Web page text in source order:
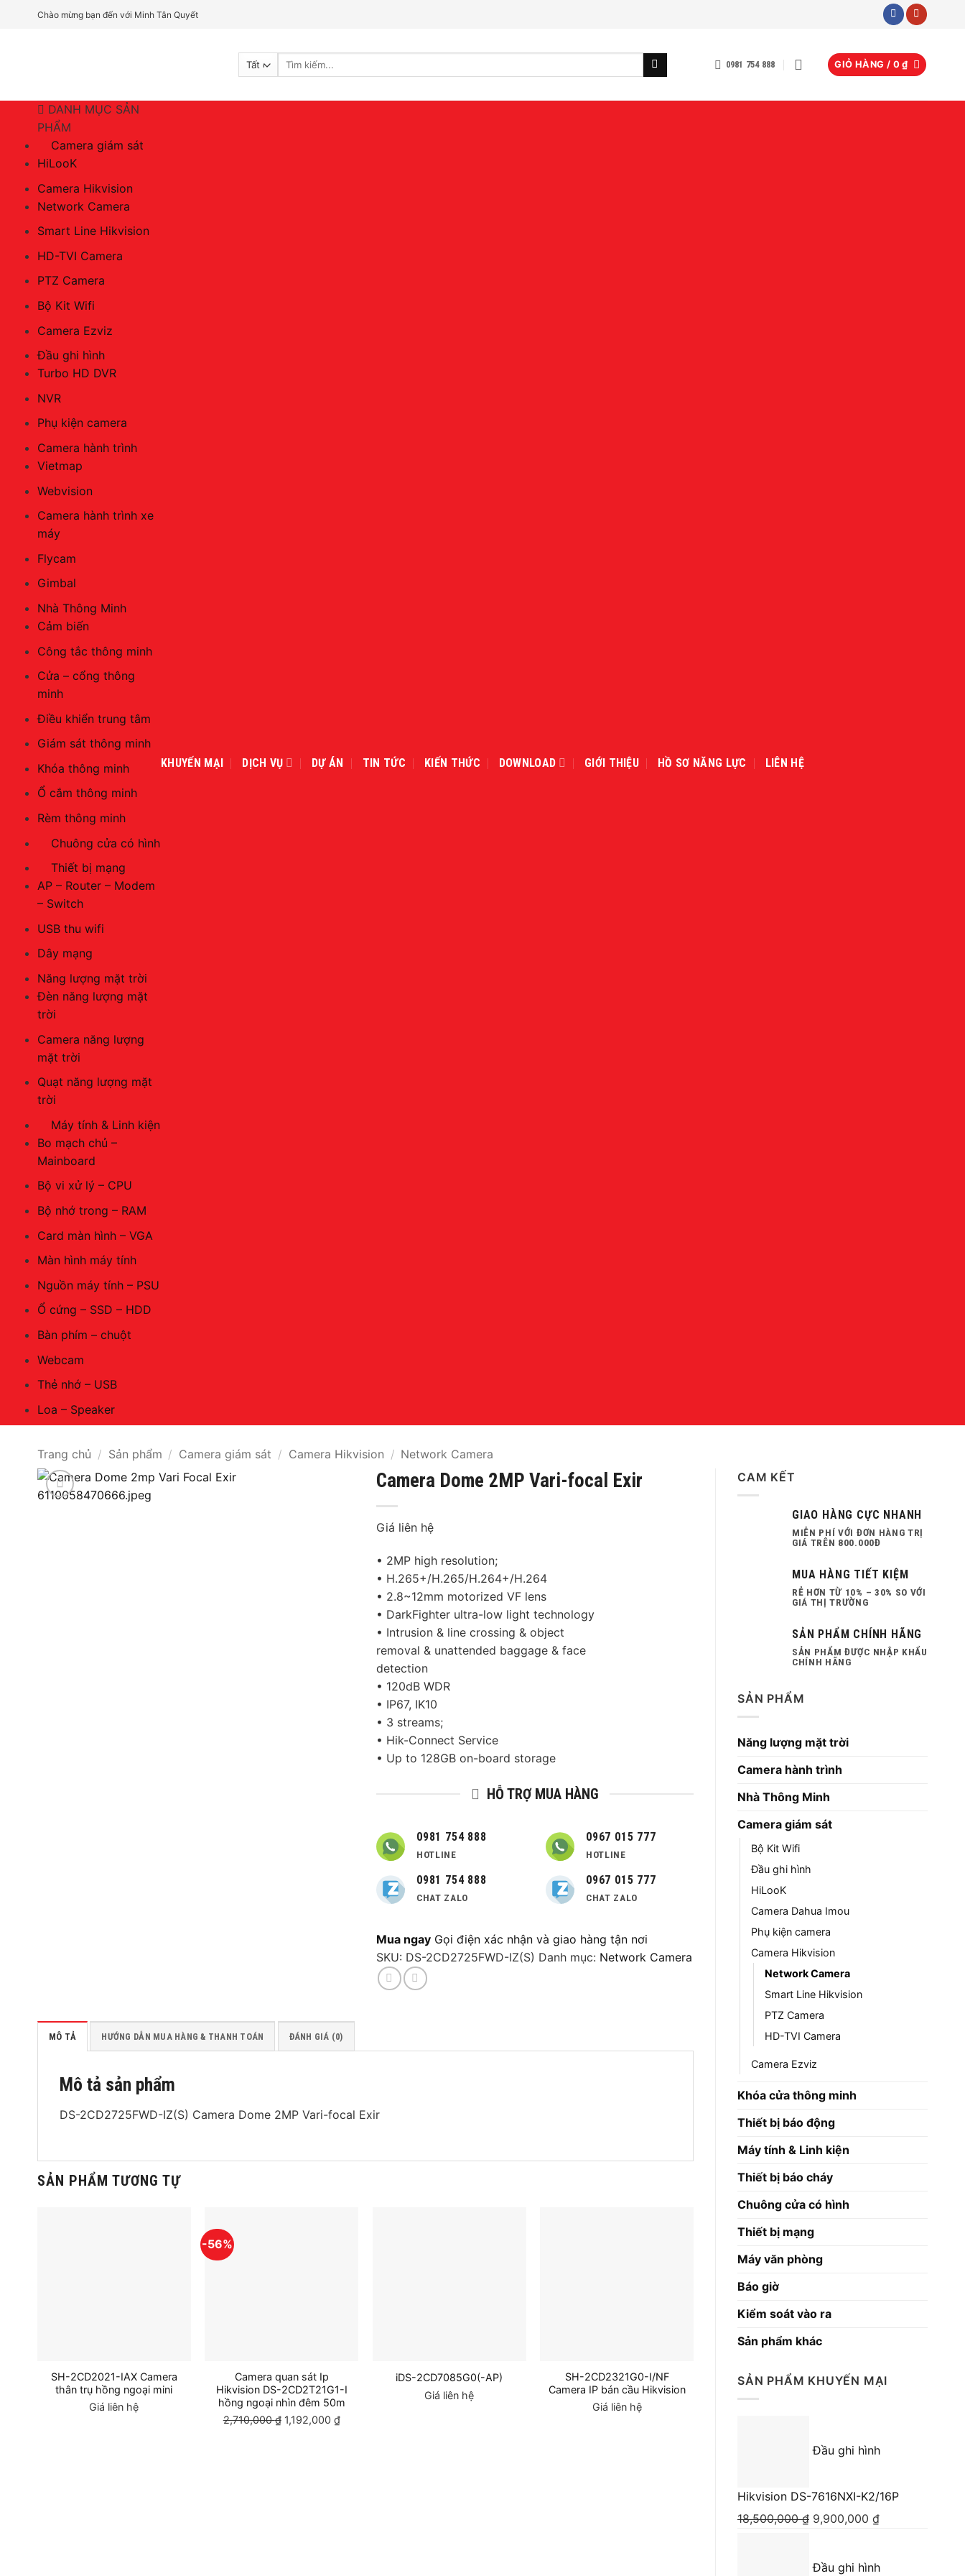
Chào mừng bạn đến với Minh Tân Quyết
Tìm
0981 754 888 GIỎ HÀNG / 0₫
DANH MỤC SẢN
PHẨM
Camera giám sát
HiLooK
Camera Hikvision
Network Camera
Smart Line Hikvision
HD-TVI Camera
PTZ Camera
Bộ Kit Wifi
Camera Ezviz
Đầu ghi hình
Turbo HD DVR
NVR
Phụ kiện camera
Camera hành trình
Vietmap
Webvision
Camera hành trình xe
máy
Flycam
Gimbal
Nhà Thông Minh
Cảm biến
Công tắc thông minh
Cửa – cổng thông
minh
Điều khiển trung tâm
Giám sát thông minh
Khóa thông minh
Ổ cắm thông minh
Rèm thông minh
Chuông cửa có hình
Thiết bị mạng
AP – Router – Modem
– Switch
USB thu wifi
Dây mạng
Năng lượng mặt trời
Đèn năng lượng mặt
trời
Camera năng lượng
mặt trời
Quạt năng lượng mặt
trời
Máy tính & Linh kiện
Bo mạch chủ –
Mainboard
Bộ vi xử lý – CPU
Bộ nhớ trong – RAM
Card màn hình – VGA
Màn hình máy tính
Nguồn máy tính – PSU
Ổ cứng – SSD – HDD
Bàn phím – chuột
Webcam
Thẻ nhớ – USB
Loa – Speaker
KHUYẾN MẠI DỊCH VỤ DỰ ÁN TIN TỨC KIẾN THỨC DOWNLOAD GIỚI THIỆU HỒ SƠ NĂNG LỰC LIÊN HỆ
Trang chủ / Sản phẩm / Camera giám sát / Camera Hikvision / Network Camera
CAM KẾT
GIAO HÀNG CỰC NHANH
MIỄN PHÍ VỚI ĐƠN HÀNG TRỊ
GIÁ TRÊN 800.000Đ
MUA HÀNG TIẾT KIỆM
RẺ HƠN TỪ 10% – 30% SO VỚI
GIÁ THỊ TRƯỜNG
SẢN PHẨM CHÍNH HÃNG
SẢN PHẨM ĐƯỢC NHẬP KHẨU
CHÍNH HÃNG
SẢN PHẨM
Năng lượng mặt trời
Camera hành trình
Nhà Thông Minh
Camera giám sát
Bộ Kit Wifi
Đầu ghi hình
HiLooK
Camera Dahua Imou
Phụ kiện camera
Camera Hikvision
Network Camera
Smart Line Hikvision
PTZ Camera
HD-TVI Camera
Camera Ezviz
Khóa cửa thông minh
Thiết bị báo động
Máy tính & Linh kiện
Thiết bị báo cháy
Chuông cửa có hình
Thiết bị mạng
Máy văn phòng
Báo giờ
Kiểm soát vào ra
Sản phẩm khác
SẢN PHẨM KHUYẾN MẠI
Đầu ghi hình
Hikvision DS-7616NXI-K2/16P
18,500,000₫ Giá
18,500,000 ₫.
9,900,000 ₫
là:
Đầu ghi hình
Camera Dome 2MP Vari-focal Exir
Giá liên hệ
• 2MP high resolution;
• H.265+/H.265/H.264+/H.264
• 2.8~12mm motorized VF lens
• DarkFighter ultra-low light technology
• Intrusion & line crossing & object
removal & unattended baggage & face
detection
• 120dB WDR
• IP67, IK10
• 3 streams;
• Hik-Connect Service
• Up to 128GB on-board storage
HỖ TRỢ MUA HÀNG
0981 754 888
HOTLINE
0981 754 888
CHAT ZALO
0967 015 777
HOTLINE
0967 015 777
CHAT ZALO
Mua ngay Gọi điện xác nhận và giao hàng tận nơi
SKU: DS-2CD2725FWD-IZ(S) Danh mục: Network Camera
MÔ TẢ HƯỚNG DẪN MUA HÀNG & THANH TOÁN ĐÁNH GIÁ (0)
Mô tả sản phẩm
DS-2CD2725FWD-IZ(S) Camera Dome 2MP Vari-focal Exir
SẢN PHẨM TƯƠNG TỰ
SH-2CD2021-IAX Camera
thân trụ hồng ngoại mini
Giá liên hệ
-56%
Camera quan sát Ip
Hikvision DS-2CD2T21G1-I
hồng ngoại nhìn đêm 50m
2,710,000₫ Giá
1,192,000 ₫Giá
iDS-2CD7085G0(-AP)
Giá liên hệ
SH-2CD2321G0-I/NF
Camera IP bán cầu Hikvision
Giá liên hệ
DS-2TD2617B-3/PA